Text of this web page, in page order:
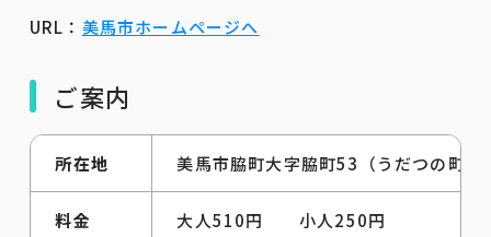
URL： 美馬市ホームページへ
ご案内
所在地 美馬市脇町大字脇町53（うだつの町並
料金 大人510円 小人250円